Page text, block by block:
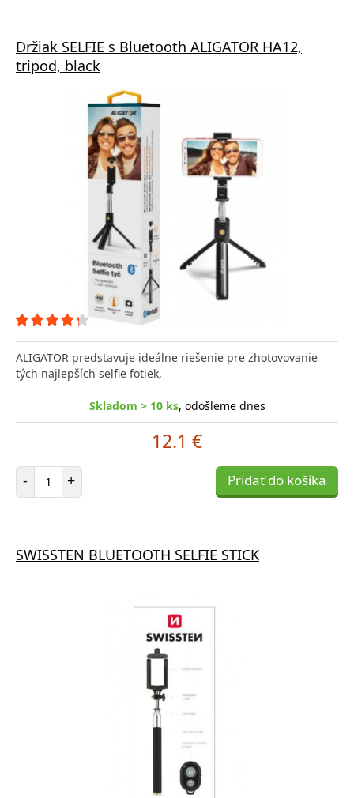
Držiak SELFIE s Bluetooth ALIGATOR HA12,
tripod, black
ALIGATOR predstavuje ideálne riešenie pre zhotovovanie
tých najlepších selfie fotiek,
Skladom > 10 ks, odošleme dnes
12.1 €
- Počet položiek
+ Pridať do košíka
SWISSTEN BLUETOOTH SELFIE STICK